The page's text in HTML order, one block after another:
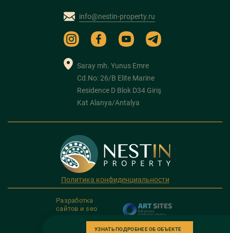
УЗНАТЬ ПОДРОБНЕЕ ОБ ОБЪЕКТЕ
info@nestin-property.ru
Saray mh. Yunus Emre
Cd.No: 26/B Elite Marine
Residence D Blok D34 Giriş
Kat Alanya/Antalya
Политика конфиденциальности
Разработка
сайтов и seo